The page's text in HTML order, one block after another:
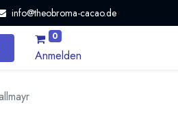
info@theobroma-cacao.de
0
Anmelden